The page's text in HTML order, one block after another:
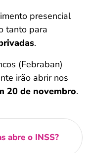
presencial
tanto para
.
(Febraban)
irão abrir nos
20 de novembro.
abre o INSS?